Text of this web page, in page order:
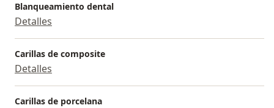
Blanqueamiento dental
Detalles
Carillas de composite
Detalles
Carillas de porcelana